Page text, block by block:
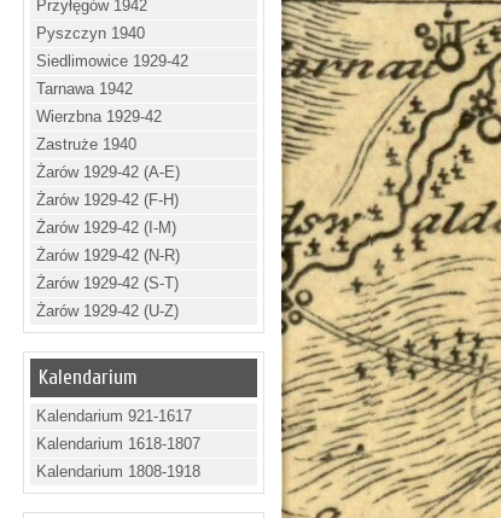
Przyłęgów 1942
Pyszczyn 1940
Siedlimowice 1929-42
Tarnawa 1942
Wierzbna 1929-42
Zastruże 1940
Żarów 1929-42 (A-E)
Żarów 1929-42 (F-H)
Żarów 1929-42 (I-M)
Żarów 1929-42 (N-R)
Żarów 1929-42 (S-T)
Żarów 1929-42 (U-Z)
Kalendarium
Kalendarium 921-1617
Kalendarium 1618-1807
Kalendarium 1808-1918